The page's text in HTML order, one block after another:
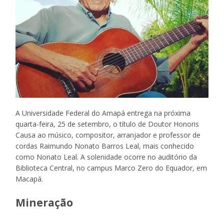
A Universidade Federal do Amapá entrega na próxima
quarta-feira, 25 de setembro, o título de Doutor Honoris
Causa ao músico, compositor, arranjador e professor de
cordas Raimundo Nonato Barros Leal, mais conhecido
como Nonato Leal. A solenidade ocorre no auditório da
Biblioteca Central, no campus Marco Zero do Equador, em
Macapá.
Mineração